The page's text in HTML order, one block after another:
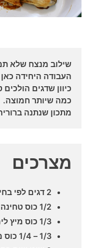
שילוב מנצח שלא
העבודה היחידה
כיוון שדגים
כמה שיותר חמוצה.
מתכון שנתנה
מצרכים
2 דגים לפי בחירה אישית
1/2 כוס טחינה גולמית
1/3 כוס מיץ לימון סחוט
1/3 – 1/4 כוס מים